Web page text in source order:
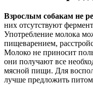
Взрослым собакам не
них отсутствуют
Употребление молока
пищеварением,
Молоко не приносит
они получают все
мясной пищи. Для
лучше предложить